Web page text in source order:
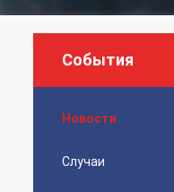
События
Новости
Случаи